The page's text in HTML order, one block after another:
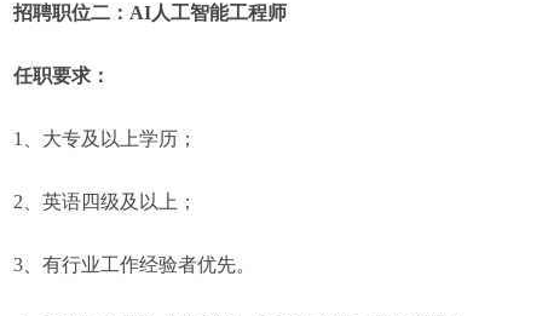
招聘职位二：AI人工智能工程师
任职要求：
1、大专及以上学历；
2、英语四级及以上；
3、有行业工作经验者优先。